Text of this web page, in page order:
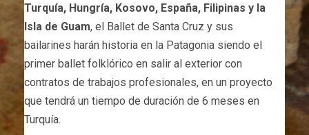
Turquía, Hungría, Kosovo, España, Filipinas y la
Isla de Guam, el Ballet de Santa Cruz y sus
bailarines harán historia en la Patagonia siendo el
primer ballet folklórico en salir al exterior con
contratos de trabajos profesionales, en un proyecto
que tendrá un tiempo de duración de 6 meses en
Turquía.